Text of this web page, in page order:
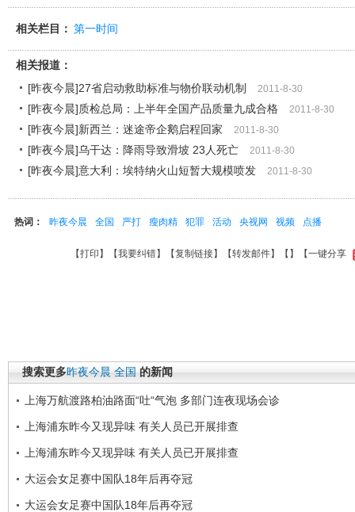
相关栏目： 第一时间
相关报道：
[昨夜今晨]27省启动救助标准与物价联动机制
2011-8-30
[昨夜今晨]质检总局：上半年全国产品质量九成合格 2011-8-30
[昨夜今晨]新西兰：迷途帝企鹅启程回家 2011-8-30
[昨夜今晨]乌干达：降雨导致滑坡 23人死亡 2011-8-30
[昨夜今晨]意大利：埃特纳火山短暂大规模喷发 2011-8-30
热词： 昨夜今晨 全国 严打 瘦肉精 犯罪 活动 央视网 视频 点播
【打印 】【我要纠错】【复制链接】【转发邮件】【 】 【一键分享
搜索更多昨夜今晨 全国 的新闻
上海万航渡路柏油路面“吐“气泡 多部门连夜现场会诊
上海浦东昨今又现异味 有关人员已开展排查
上海浦东昨今又现异味 有关人员已开展排查
大运会女足赛中国队18年后再夺冠
大运会女足赛中国队18年后再夺冠